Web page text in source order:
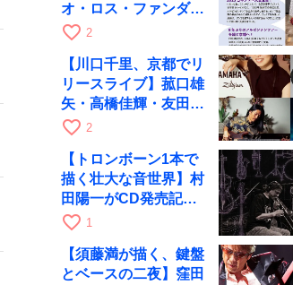
オ・ロス・ファンダン
ゴスが10月9日にRAG
favorite_border 2
【川口千里、京都でリ
リースライブ】菰口雄
矢・高橋佳輝・友田ジ
ュンと9月28日にRAG
favorite_border 2
【トロンボーン1本で
描く壮大な音世界】村
田陽一がCD発売記念
ツアーで9月4日に京
favorite_border 1
【須藤満が描く、鍵盤
とベースの二夜】窪田